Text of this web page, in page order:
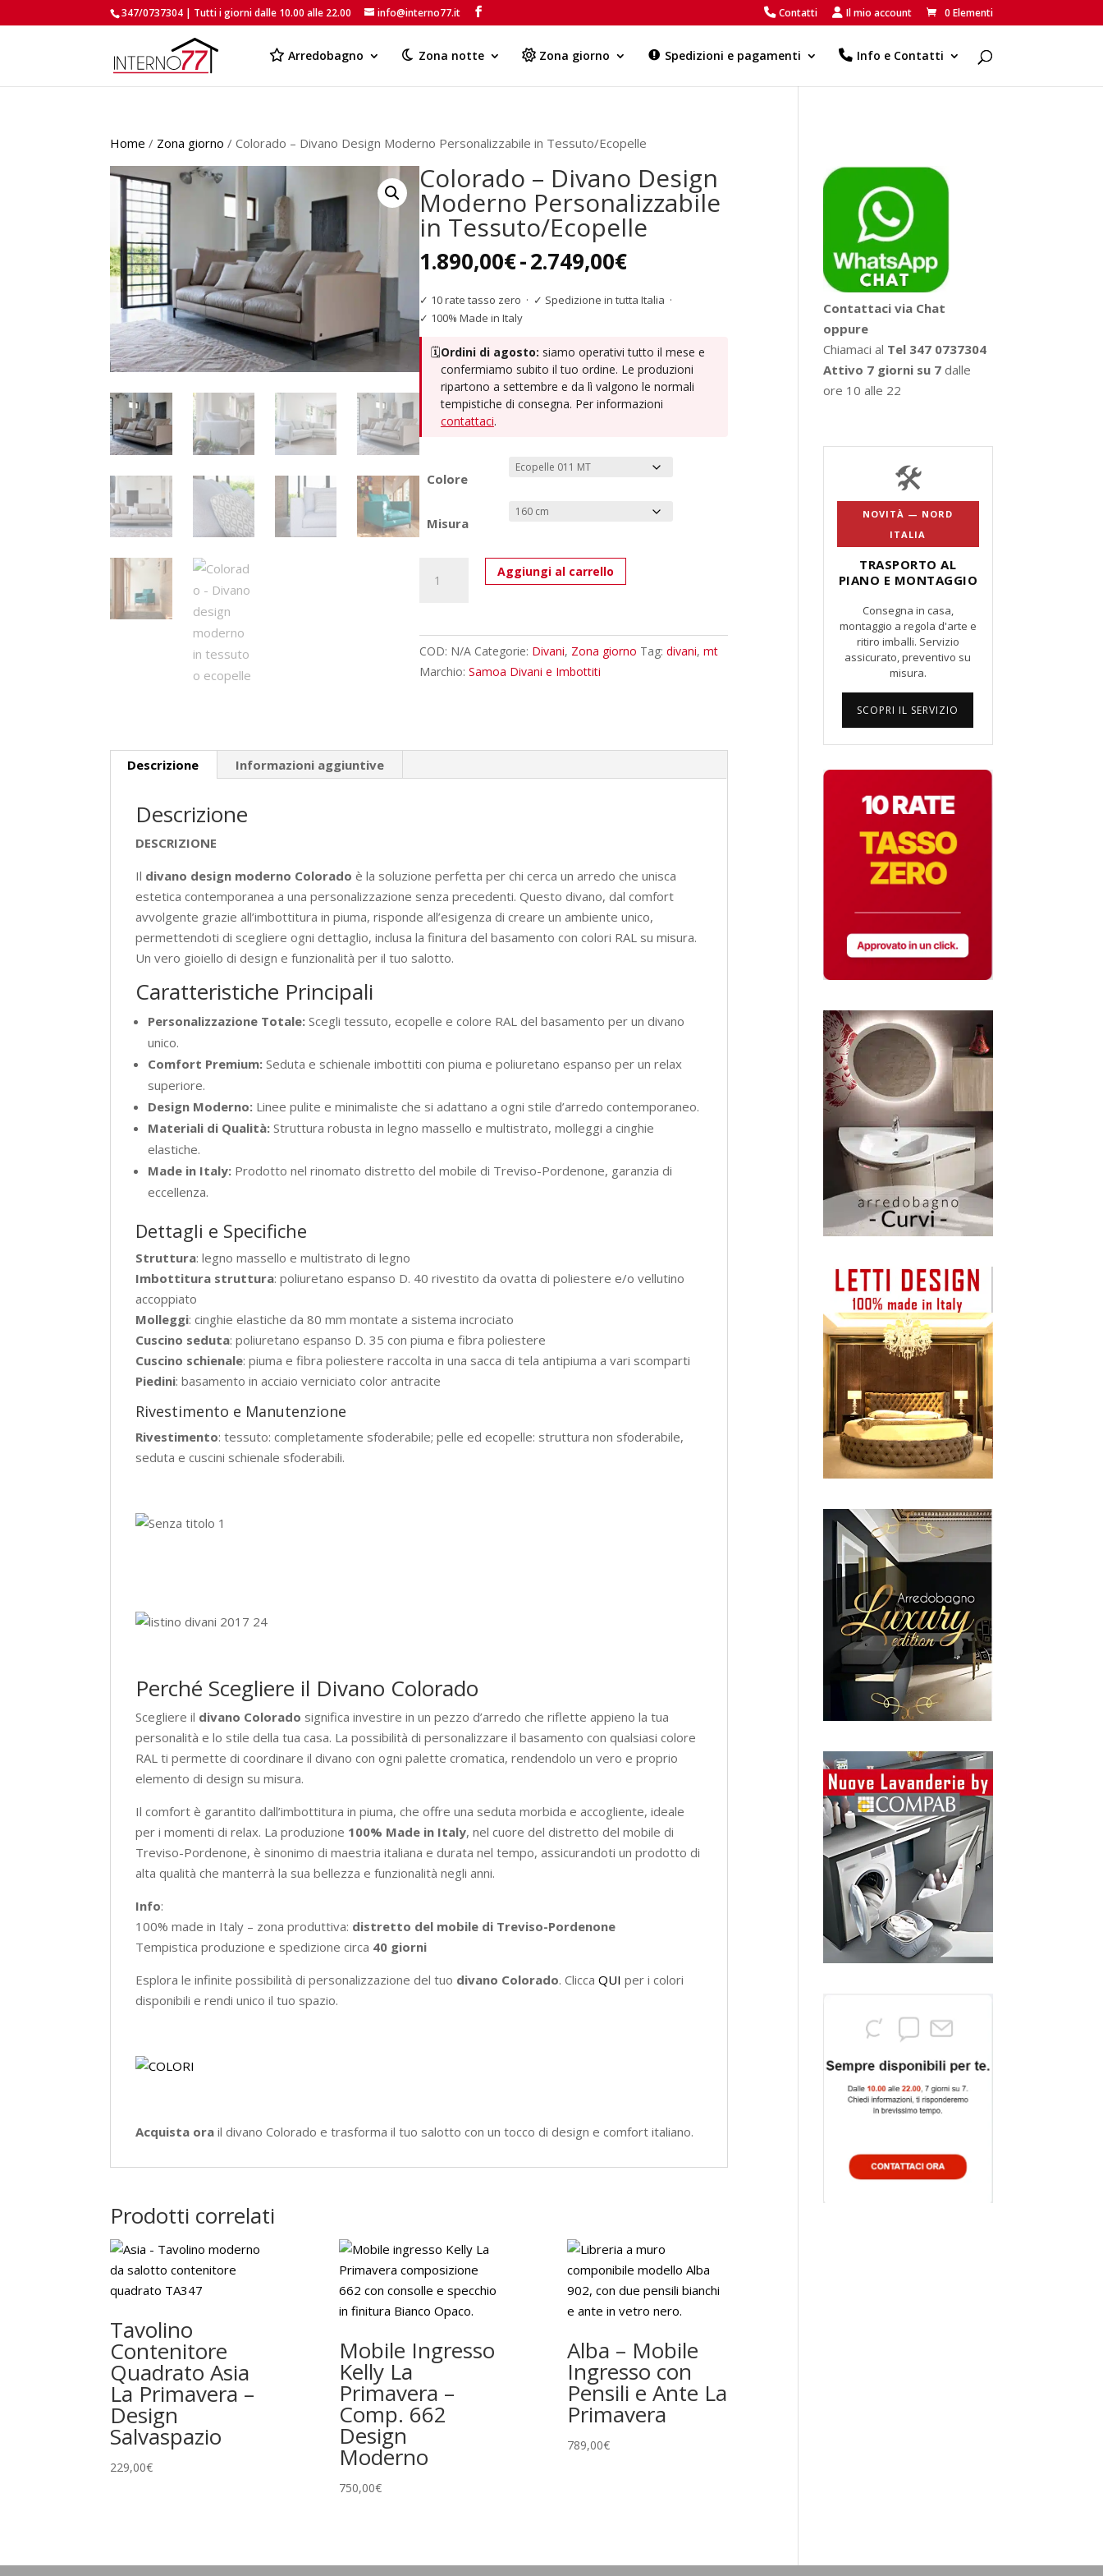
347/0737304 | Tutti i giorni dalle 10.00 alle 22.00 info@interno77.it Contatti Il mio account 0 Elementi
Arredobagno Zona notte Zona giorno Spedizioni e pagamenti Info e Contatti
Products
Home / Zona giorno / Colorado – Divano Design Moderno Personalizzabile in Tessuto/Ecopelle
Colorado – Divano Design
Moderno Personalizzabile
in Tessuto/Ecopelle
1.890,00€-2.749,00€Fascia
prezzo:
1.890,00€
a
2.749,00€
✓ 10 rate tasso zero · ✓ Spedizione in tutta Italia ·
✓ 100% Made in Italy
🗓️Ordini di agosto: siamo operativi tutto il mese e
confermiamo subito il tuo ordine. Le produzioni
ripartono a settembre e da lì valgono le normali
tempistiche di consegna. Per informazioni
contattaci.
Colore
Misura
Moderno
Personalizzabile
Aggiungi al carrello
COD: N/A Categorie: Divani, Zona giorno Tag: divani, mt
Marchio: Samoa Divani e Imbottiti
Descrizione Informazioni aggiuntive
Descrizione
DESCRIZIONE
Il divano design moderno Colorado è la soluzione perfetta per chi cerca un arredo che unisca
estetica contemporanea a una personalizzazione senza precedenti. Questo divano, dal comfort
avvolgente grazie all’imbottitura in piuma, risponde all’esigenza di creare un ambiente unico,
permettendoti di scegliere ogni dettaglio, inclusa la finitura del basamento con colori RAL su misura.
Un vero gioiello di design e funzionalità per il tuo salotto.
Caratteristiche Principali
Personalizzazione Totale: Scegli tessuto, ecopelle e colore RAL del basamento per un divano
unico.
Comfort Premium: Seduta e schienale imbottiti con piuma e poliuretano espanso per un relax
superiore.
Design Moderno: Linee pulite e minimaliste che si adattano a ogni stile d’arredo contemporaneo.
Materiali di Qualità: Struttura robusta in legno massello e multistrato, molleggi a cinghie
elastiche.
Made in Italy: Prodotto nel rinomato distretto del mobile di Treviso-Pordenone, garanzia di
eccellenza.
Dettagli e Specifiche
Struttura: legno massello e multistrato di legno
Imbottitura struttura: poliuretano espanso D. 40 rivestito da ovatta di poliestere e/o vellutino
accoppiato
Molleggi: cinghie elastiche da 80 mm montate a sistema incrociato
Cuscino seduta: poliuretano espanso D. 35 con piuma e fibra poliestere
Cuscino schienale: piuma e fibra poliestere raccolta in una sacca di tela antipiuma a vari scomparti
Piedini: basamento in acciaio verniciato color antracite
Rivestimento e Manutenzione
Rivestimento: tessuto: completamente sfoderabile; pelle ed ecopelle: struttura non sfoderabile,
seduta e cuscini schienale sfoderabili.
Perché Scegliere il Divano Colorado
Scegliere il divano Colorado significa investire in un pezzo d’arredo che riflette appieno la tua
personalità e lo stile della tua casa. La possibilità di personalizzare il basamento con qualsiasi colore
RAL ti permette di coordinare il divano con ogni palette cromatica, rendendolo un vero e proprio
elemento di design su misura.
Il comfort è garantito dall’imbottitura in piuma, che offre una seduta morbida e accogliente, ideale
per i momenti di relax. La produzione 100% Made in Italy, nel cuore del distretto del mobile di
Treviso-Pordenone, è sinonimo di maestria italiana e durata nel tempo, assicurandoti un prodotto di
alta qualità che manterrà la sua bellezza e funzionalità negli anni.
Info:
100% made in Italy – zona produttiva: distretto del mobile di Treviso-Pordenone
Tempistica produzione e spedizione circa 40 giorni
Esplora le infinite possibilità di personalizzazione del tuo divano Colorado. CliccaQUI per i colori
disponibili e rendi unico il tuo spazio.
Acquista ora il divano Colorado e trasforma il tuo salotto con un tocco di design e comfort italiano.
Prodotti correlati
Tavolino
Contenitore
Quadrato Asia
La Primavera –
Design
Salvaspazio
229,00€
Mobile Ingresso
Kelly La
Primavera –
Comp. 662
Design
Moderno
750,00€
Alba – Mobile
Ingresso con
Pensili e Ante La
Primavera
789,00€
Contattaci via Chat
oppure
Chiamaci al Tel 347 0737304
Attivo 7 giorni su 7 dalle
ore 10 alle 22
🛠️
NOVITÀ — NORD
ITALIA
TRASPORTO AL
PIANO E MONTAGGIO
Consegna in casa,
montaggio a regola d'arte e
ritiro imballi. Servizio
assicurato, preventivo su
misura.
SCOPRI IL SERVIZIO